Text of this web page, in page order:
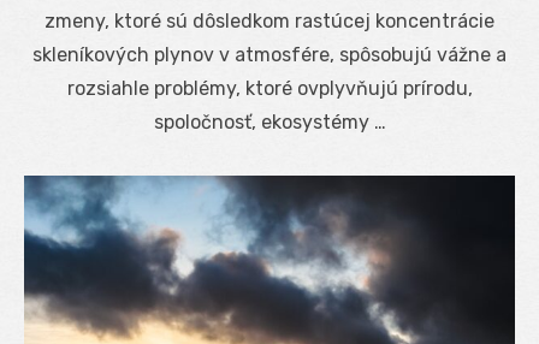
zmeny, ktoré sú dôsledkom rastúcej koncentrácie
skleníkových plynov v atmosfére, spôsobujú vážne a
rozsiahle problémy, ktoré ovplyvňujú prírodu,
spoločnosť, ekosystémy …